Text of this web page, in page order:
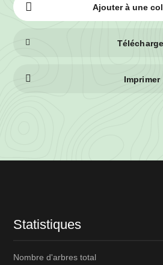
Ajouter à une
Imprimer
Statistiques
Nombre d'arbres total